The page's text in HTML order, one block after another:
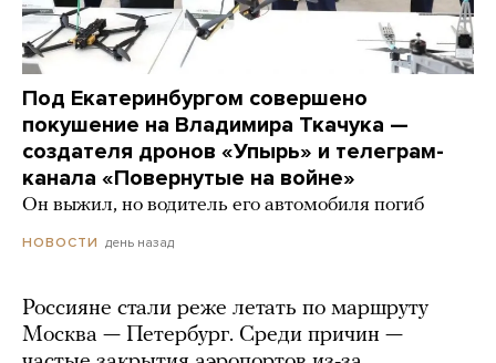
Под Екатеринбургом совершено
покушение на Владимира Ткачука —
создателя дронов «Упырь» и телеграм-
канала «Повернутые на войне»
Он выжил, но водитель его автомобиля погиб
НОВОСТИ день назад
Россияне стали реже летать по маршруту
Москва — Петербург. Среди причин —